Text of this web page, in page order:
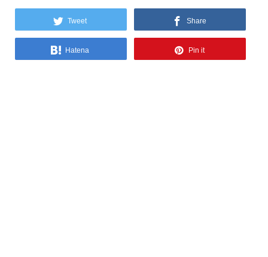
Tweet Share
Hatena Pin it